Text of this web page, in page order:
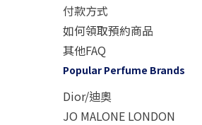
付款方式
如何領取預約商品
其他FAQ
Popular Perfume Brands
Dior/迪奧
JO MALONE LONDON